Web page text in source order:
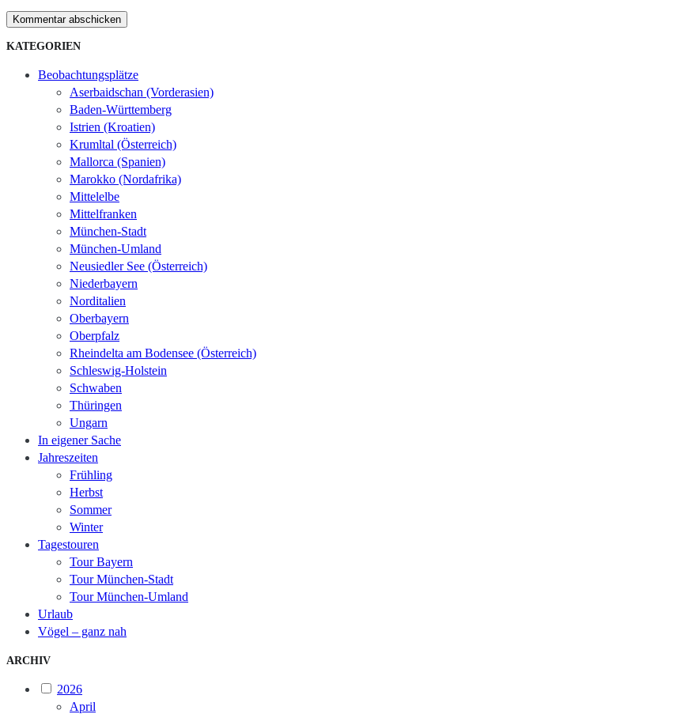
Kommentar abschicken
KATEGORIEN
Beobachtungsplätze
Aserbaidschan (Vorderasien)
Baden-Württemberg
Istrien (Kroatien)
Krumltal (Österreich)
Mallorca (Spanien)
Marokko (Nordafrika)
Mittelelbe
Mittelfranken
München-Stadt
München-Umland
Neusiedler See (Österreich)
Niederbayern
Norditalien
Oberbayern
Oberpfalz
Rheindelta am Bodensee (Österreich)
Schleswig-Holstein
Schwaben
Thüringen
Ungarn
In eigener Sache
Jahreszeiten
Frühling
Herbst
Sommer
Winter
Tagestouren
Tour Bayern
Tour München-Stadt
Tour München-Umland
Urlaub
Vögel – ganz nah
ARCHIV
2026
April